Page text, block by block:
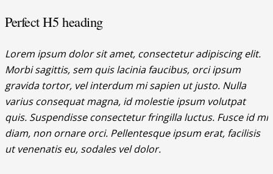
Perfect H5 heading
Lorem ipsum dolor sit amet, consectetur adipiscing elit.
Morbi sagittis, sem quis lacinia faucibus, orci ipsum
gravida tortor, vel interdum mi sapien ut justo. Nulla
varius consequat magna, id molestie ipsum volutpat
quis. Suspendisse consectetur fringilla luctus. Fusce id mi
diam, non ornare orci. Pellentesque ipsum erat, facilisis
ut venenatis eu, sodales vel dolor.